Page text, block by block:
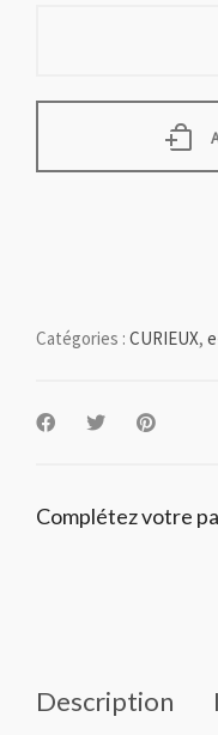
quantity
Catégories : CURIEUX,
Complétez votre
Description